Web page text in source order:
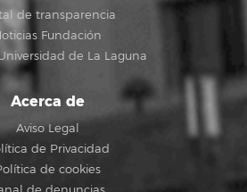
de transparencia
Fundación
de La Laguna
Acerca de
Aviso Legal
de Privacidad
de cookies